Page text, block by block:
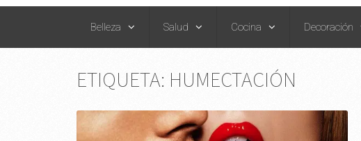
Belleza Salud Cocina Decoración
ETIQUETA: HUMECTACIÓN